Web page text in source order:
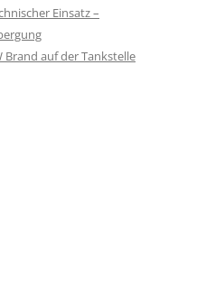
Einsatz –
Brand auf der Tankstelle